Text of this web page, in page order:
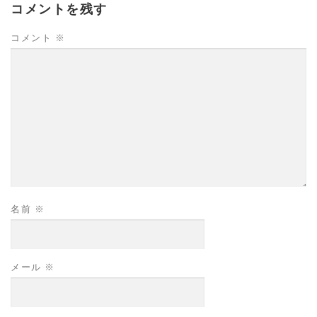
コメントを残す
コメント ※
名前 ※
メール ※